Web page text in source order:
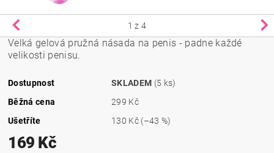
1 z 4
Velká gelová pružná násada na penis - padne každé
velikosti penisu.
Dostupnost SKLADEM (5 ks)
Běžná cena
299 Kč
Ušetříte
130 Kč (–43 %)
169 Kč